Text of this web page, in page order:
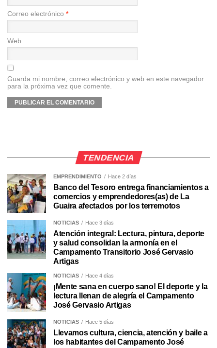
Correo electrónico *
Web
Guarda mi nombre, correo electrónico y web en este navegador
para la próxima vez que comente.
TENDENCIA
EMPRENDIMIENTO Hace 2 días
Banco del Tesoro entrega financiamientos a
comercios y emprendedores(as) de La
Guaira afectados por los terremotos
NOTICIAS Hace 3 días
Atención integral: Lectura, pintura, deporte
y salud consolidan la armonía en el
Campamento Transitorio José Gervasio
Artigas
NOTICIAS Hace 4 días
¡Mente sana en cuerpo sano! El deporte y la
lectura llenan de alegría el Campamento
José Gervasio Artigas
NOTICIAS Hace 5 días
Llevamos cultura, ciencia, atención y baile a
los habitantes del Campamento José